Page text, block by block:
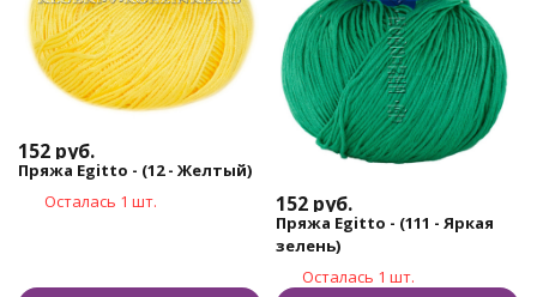
152 руб.
Пряжа Egitto - (12 - Желтый)
Осталась 1 шт.
152 руб.
Пряжа Egitto - (111 - Яркая
зелень)
Осталась 1 шт.